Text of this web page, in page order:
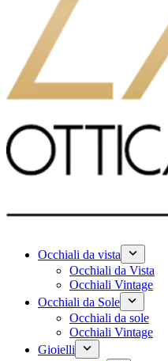
Occhiali da vista
Occhiali da Vista
Occhiali Vintage
Occhiali da Sole
Occhiali da sole
Occhiali Vintage
Gioielli